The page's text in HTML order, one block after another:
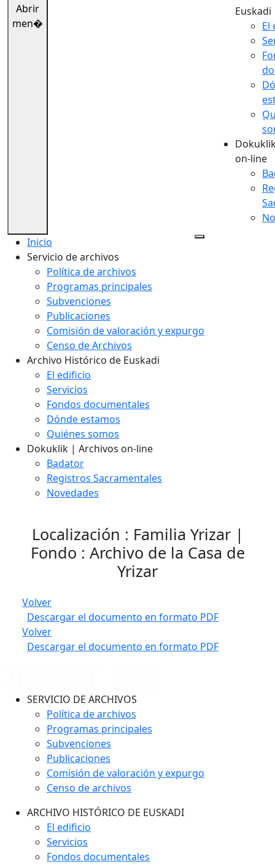
Abrir
men�
Euskadi
El
on-line
Inicio
Servicio de archivos
Política de archivos
Programas principales
Subvenciones
Publicaciones
Comisión de valoración y expurgo
Censo de Archivos
Archivo Histórico de Euskadi
El edificio
Servicios
Fondos documentales
Dónde estamos
Quiénes somos
Dokuklik | Archivos on-line
Badator
Registros Sacramentales
Novedades
Localización : Familia Yrizar |
Fondo : Archivo de la Casa de
Yrizar
Volver
Descargar el documento en formato PDF
Volver
Descargar el documento en formato PDF
SERVICIO DE ARCHIVOS
Política de archivos
Programas principales
Subvenciones
Publicaciones
Comisión de valoración y expurgo
Censo de archivos
ARCHIVO HISTÓRICO DE EUSKADI
El edificio
Servicios
Fondos documentales